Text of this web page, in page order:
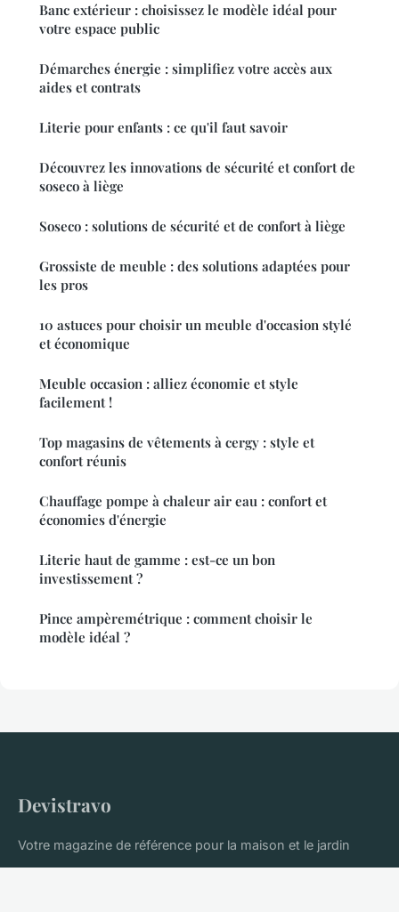
Banc extérieur : choisissez le modèle idéal pour
votre espace public
Démarches énergie : simplifiez votre accès aux
aides et contrats
Literie pour enfants : ce qu'il faut savoir
Découvrez les innovations de sécurité et confort de
soseco à liège
Soseco : solutions de sécurité et de confort à liège
Grossiste de meuble : des solutions adaptées pour
les pros
10 astuces pour choisir un meuble d'occasion stylé
et économique
Meuble occasion : alliez économie et style
facilement !
Top magasins de vêtements à cergy : style et
confort réunis
Chauffage pompe à chaleur air eau : confort et
économies d'énergie
Literie haut de gamme : est-ce un bon
investissement ?
Pince ampèremétrique : comment choisir le
modèle idéal ?
Devistravo
Votre magazine de référence pour la maison et le jardin